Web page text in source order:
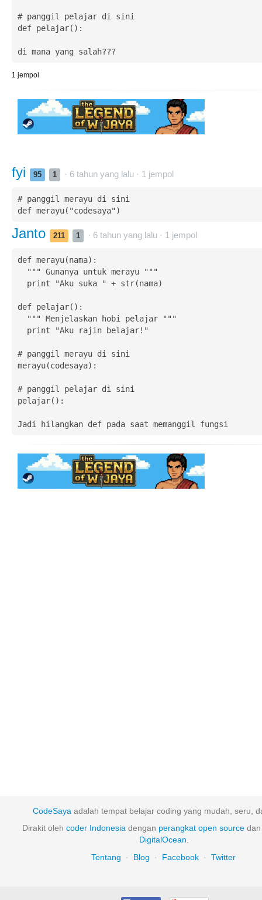
# panggil pelajar di sini
def pelajar():
di mana yang salah???
1 jempol
fyi 95 1 · 6 tahun yang lalu · 1 jempol
# panggil merayu di sini
def merayu("codesaya")
Janto 211 1 · 6 tahun yang lalu · 1 jempol
def merayu(nama):
def pelajar():
# panggil merayu di sini
merayu(codesaya):
# panggil pelajar di sini
pelajar():
Jadi hilangkan def pada saat memanggil fungsi
CodeSaya adalah tempat belajar coding yang mudah, seru,
Dirakit oleh coder Indonesia dengan perangkat open source
DigitalOcean
Tentang
· Blog · Facebook · Twitter